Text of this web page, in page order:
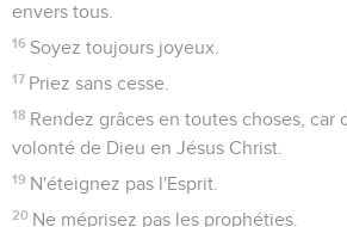
1
qui est en Dieu notre Père et en Jésus
2
que la grâce et la paix vous soient
Dieu notre Père et du Seigneur Jésus
Le jugement prévu pour le
du Christ